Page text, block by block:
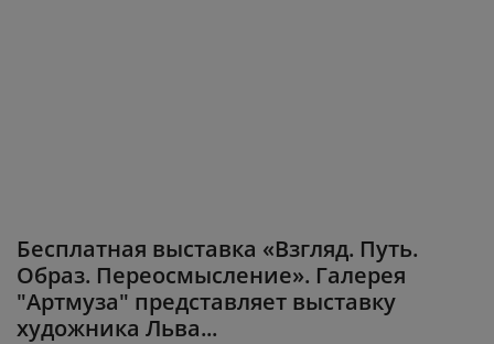
Бесплатная выставка «Взгляд. Путь.
Образ. Переосмысление». Галерея
"Артмуза" представляет выставку
художника Льва...